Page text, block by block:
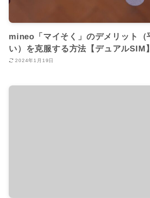
mineo「マイそく」のデメリット（
い）を克服する方法【デュアルSIM】
2024年1月19日